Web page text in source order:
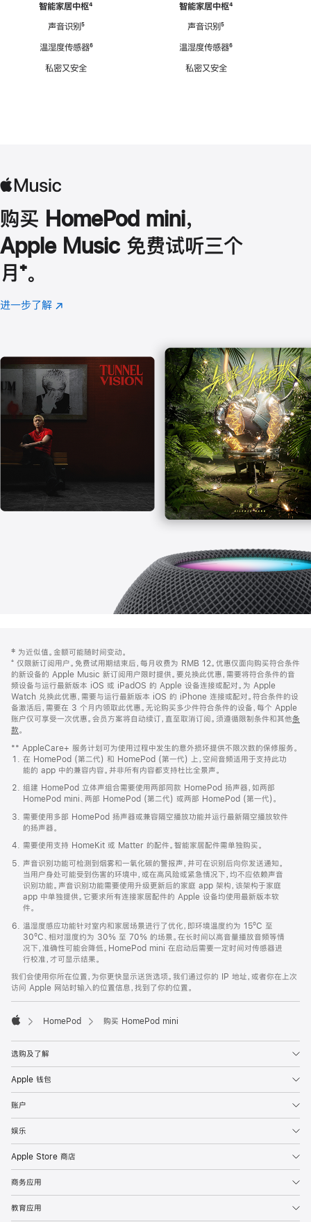
智能家居中枢脚
⁴
声音识别脚
⁵
温湿度传感器脚
⁶
私密又安全
智能家居中枢脚
⁴
声音识别脚
⁵
温湿度传感器脚
⁶
私密又安全
购买 HomePod mini，
Apple Music 免费试听三个
月 脚
注
⁺。
进一步了解 Apple
(在
口
中
打
开)
页
页
脚
注
‡ 为近似值。金额可能随时间变动。
⁺ 仅限新订阅用户。免费试用期结束后，每月收费为 RMB 12。优惠仅面向购买符合条件
的新设备的 Apple Music 新订阅用户限时提供。要兑换此优惠，需要将符合条件的音
频设备与运行最新版本 iOS 或 iPadOS 的 Apple 设备连接或配对。为 Apple
Watch 兑换此优惠，需要与运行最新版本 iOS 的 iPhone 连接或配对。符合条件的设
备激活后，需要在 3 个月内领取此优惠。无论购买多少件符合条件的设备，每个 Apple
账户仅可享受一次优惠。会员方案将自动续订，直至取消订阅。须遵循限制条件和其他条
款。
窗
口
中
打
开)
** AppleCare+ 服务计划可为使用过程中发生的意外损坏提供不限次数的保修服务。
在 HomePod (第二代) 和 HomePod (第一代) 上，空间音频适用于支持此功
能的 app 中的兼容内容。并非所有内容都支持杜比全景声。
组建 HomePod 立体声组合需要使用两部同款 HomePod 扬声器，如两部
HomePod mini、两部 HomePod (第二代) 或两部 HomePod (第一代)。
需要使用多部 HomePod 扬声器或兼容隔空播放功能并运行最新隔空播放软件
的扬声器。
需要使用支持 HomeKit 或 Matter 的配件。智能家居配件需单独购买。
声音识别功能可检测到烟雾和一氧化碳的警报声，并可在识别后向你发送通知。
当用户身处可能受到伤害的环境中，或在高风险或紧急情况下，均不应依赖声音
识别功能。声音识别功能需要使用升级更新后的家庭 app 架构，该架构于家庭
app 中单独提供。它要求所有连接家居配件的 Apple 设备均使用最新版本软
件。
温湿度感应功能针对室内和家居场景进行了优化，即环境温度约为 15ºC 至
30ºC、相对湿度约为 30% 至 70% 的场景。在长时间以高音量播放音频等情
况下，准确性可能会降低。HomePod mini 在启动后需要一定时间对传感器进
行校准，才可显示结果。
我们会使用你所在位置，为你更快显示送货选项。我们通过你的 IP 地址，或者你在上次
访问 Apple 网站时输入的位置信息，找到了你的位置。
HomePod 购买 HomePod mini
选购及了解
Apple 钱包
账户
娱乐
Apple Store 商店
商务应用
教育应用